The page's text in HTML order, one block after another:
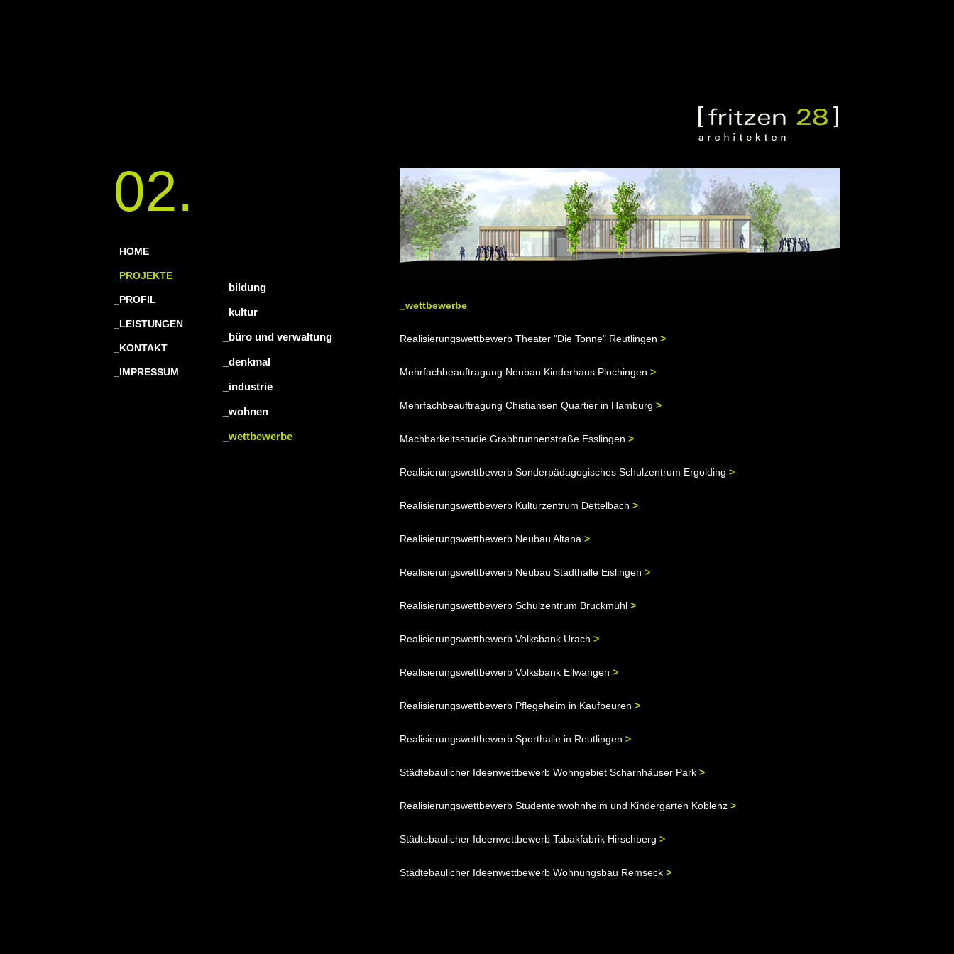
02.
_HOME
_PROJEKTE
_PROFIL
_LEISTUNGEN
_KONTAKT
_IMPRESSUM
_bildung
_kultur
_büro und verwaltung
_denkmal
_industrie
_wohnen
_wettbewerbe
_wettbewerbe
Realisierungswettbewerb Theater "Die Tonne" Reutlingen >
Mehrfachbeauftragung Neubau Kinderhaus Plochingen >
Mehrfachbeauftragung Chistiansen Quartier in Hamburg >
Machbarkeitsstudie Grabbrunnenstraße Esslingen >
Realisierungswettbewerb Sonderpädagogisches Schulzentrum Ergolding >
Realisierungswettbewerb Kulturzentrum Dettelbach >
Realisierungswettbewerb Neubau Altana >
Realisierungswettbewerb Neubau Stadthalle Eislingen >
Realisierungswettbewerb Schulzentrum Bruckmühl >
Realisierungswettbewerb Volksbank Urach >
Realisierungswettbewerb Volksbank Ellwangen >
Realisierungswettbewerb Pflegeheim in Kaufbeuren >
Realisierungswettbewerb Sporthalle in Reutlingen >
Städtebaulicher Ideenwettbewerb Wohngebiet Scharnhäuser Park >
Realisierungswettbewerb Studentenwohnheim und Kindergarten Koblenz >
Städtebaulicher Ideenwettbewerb Tabakfabrik Hirschberg >
Städtebaulicher Ideenwettbewerb Wohnungsbau Remseck >